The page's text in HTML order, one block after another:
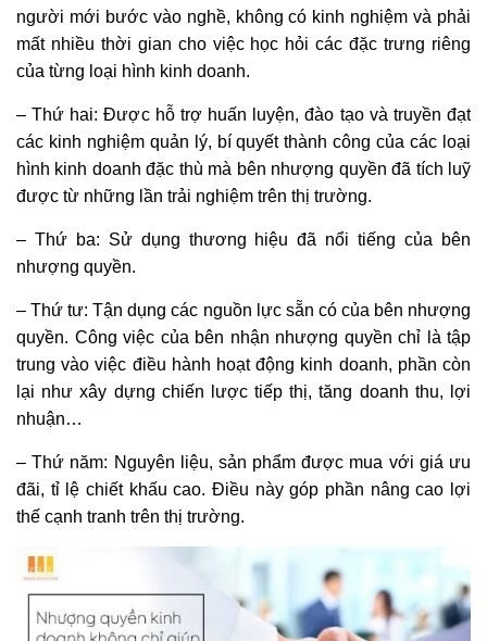
người mới bước vào nghề, không có kinh nghiệm và phải
mất nhiều thời gian cho việc học hỏi các đặc trưng riêng
của từng loại hình kinh doanh.
– Thứ hai: Được hỗ trợ huấn luyện, đào tạo và truyền đạt
các kinh nghiệm quản lý, bí quyết thành công của các loại
hình kinh doanh đặc thù mà bên nhượng quyền đã tích luỹ
được từ những lần trải nghiệm trên thị trường.
– Thứ ba: Sử dụng thương hiệu đã nổi tiếng của bên
nhượng quyền.
– Thứ tư: Tận dụng các nguồn lực sẵn có của bên nhượng
quyền. Công việc của bên nhận nhượng quyền chỉ là tập
trung vào việc điều hành hoạt động kinh doanh, phần còn
lại như xây dựng chiến lược tiếp thị, tăng doanh thu, lợi
nhuận…
– Thứ năm: Nguyên liệu, sản phẩm được mua với giá ưu
đãi, tỉ lệ chiết khấu cao. Điều này góp phần nâng cao lợi
thế cạnh tranh trên thị trường.